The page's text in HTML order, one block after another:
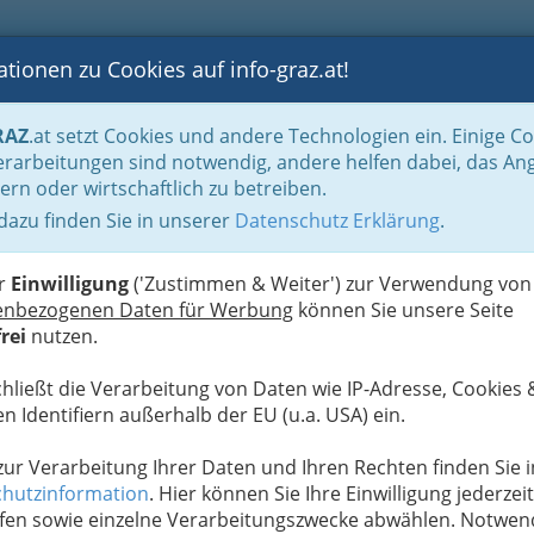
BLOGS FOTOS GASTRONOMIE BRANCHEN
zu Cookies auf info-graz.at!
.at setzt Cookies und andere Technologien ein. Einige
sind notwendig, andere helfen dabei, das
oder wirtschaftlich zu betreiben.
finden Sie in unserer Datenschutz Erklärung.
Einwilligung('Zustimmen & Weiter') zur Verwendung von
Daten für Werbung können Sie unsere Seite
nutzen.
die Verarbeitung von Daten wie IP-Adresse, Cookies
Identifiern außerhalb der EU (u.a. USA) ein.
Verarbeitung Ihrer Daten und Ihren Rechten finden Sie
. Hier können Sie Ihre Einwilligung jederzeit
sowie einzelne Verarbeitungszwecke abwählen.
Fachärztinnen Rheumatologie Die Psyche leidet mit
doppelte Bürde: Mehr
auch psychisch
den körperlichen auch
sind es Depressionen
machen. Eine Studie
(RAMS) zeigte:Die Depressiven unter den
Beschwerden. Ihre rheumatoide
körperliche Beeinträchtigungen und